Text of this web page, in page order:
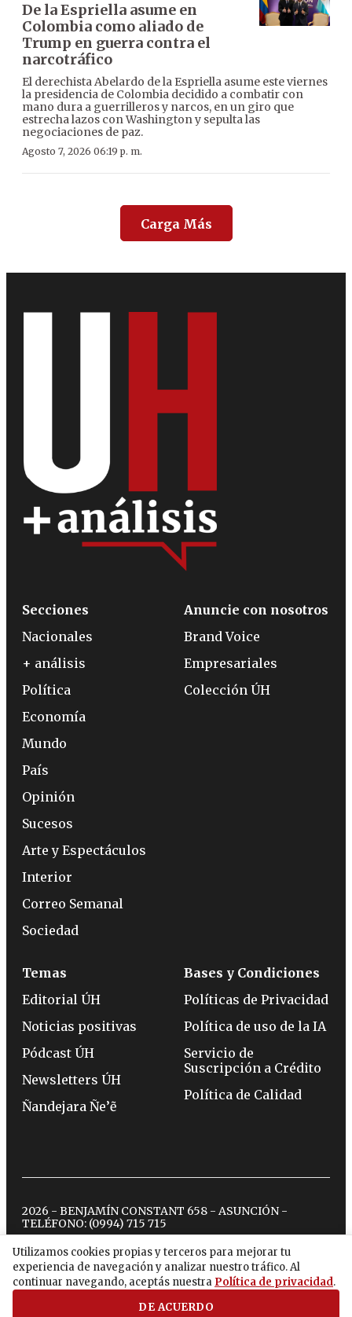
De la Espriella asume en
Colombia como aliado de
Trump en guerra contra el
narcotráfico
El derechista Abelardo de la Espriella asume este viernes
la presidencia de Colombia decidido a combatir con
mano dura a guerrilleros y narcos, en un giro que
estrecha lazos con Washington y sepulta las
negociaciones de paz.
Agosto 7, 2026 06:19 p. m.
Carga Más
Utilizamos cookies propias y terceros para mejorar tu
experiencia de navegación y analizar nuestro tráfico. Al
continuar navegando, aceptás nuestra Política de privacidad.
DE ACUERDO
Secciones
Nacionales
+ análisis
Política
Economía
Mundo
País
Opinión
Sucesos
Arte y Espectáculos
Interior
Correo Semanal
Sociedad
Anuncie con nosotros
Brand Voice
Empresariales
Colección ÚH
Temas
Editorial ÚH
Noticias positivas
Pódcast ÚH
Newsletters ÚH
Ñandejara Ñe’ẽ
Bases y Condiciones
Políticas de Privacidad
Política de uso de la IA
Servicio de
Suscripción a Crédito
Política de Calidad
2026 - BENJAMÍN CONSTANT 658 - ASUNCIÓN -
TELÉFONO: (0994) 715 715
twitterinstagram
facebook
tiktokyoutubespotify